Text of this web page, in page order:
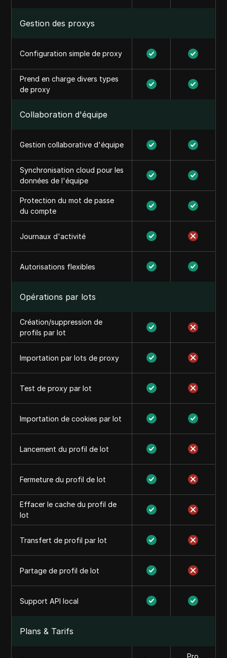
Gestion des proxys
Configuration simple de proxy
Prend en charge divers types
de proxy
Collaboration d'équipe
Gestion collaborative d'équipe
Synchronisation cloud pour les
données de l'équipe
Protection du mot de passe
du compte
Journaux d'activité
Autorisations flexibles
Opérations par lots
Création/suppression de
profils par lot
Importation par lots de proxy
Test de proxy par lot
Importation de cookies par lot
Lancement du profil de lot
Fermeture du profil de lot
Effacer le cache du profil de
lot
Transfert de profil par lot
Partage de profil de lot
Support API local
Plans & Tarifs
Pro